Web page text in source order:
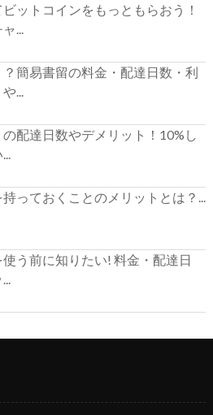
ットコインをもっともらおう！
...
簡易書留の料金・配達日数・利
...
配達日数やデメリット！10%し
っておくことのメリットとは？...
う前に知りたい! 料金・配達日